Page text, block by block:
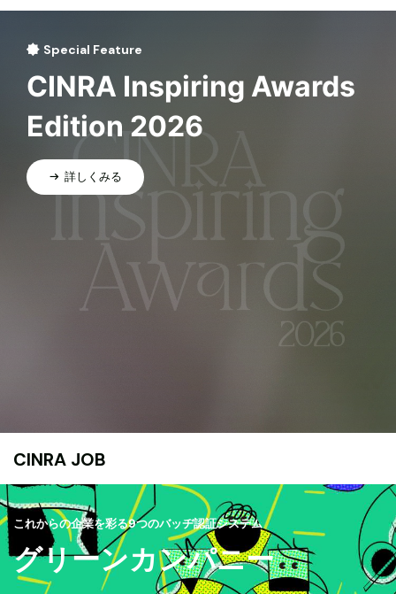
Special Feature
CINRA Inspiring Awards
Edition 2026
詳しくみる
CINRA JOB
これからの企業を彩る9つのバッヂ認証システム
グリーンカンパニー